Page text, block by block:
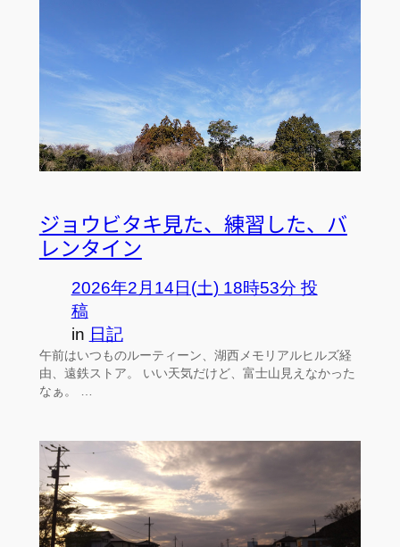
ジョウビタキ見た、練習した、バ
レンタイン
2026年2月14日(土) 18時53分 投
稿
in 日記
午前はいつものルーティーン、湖西メモリアルヒルズ経
由、遠鉄ストア。 いい天気だけど、富士山見えなかった
なぁ。 …